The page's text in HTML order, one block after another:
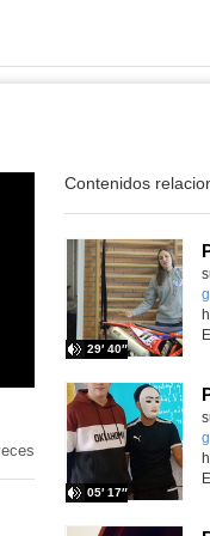
Contenidos
29′ 40″
05′ 17″